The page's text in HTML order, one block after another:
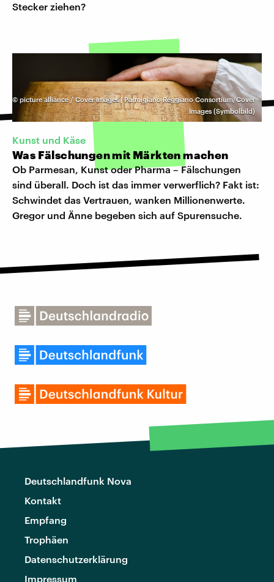
Stecker ziehen?
© picture alliance / Cover Images | Parmigiano Reggiano Consortium/Cover
Images (Symbolbild)
Kunst und Käse
Was Fälschungen mit Märkten machen
Ob Parmesan, Kunst oder Pharma – Fälschungen
sind überall. Doch ist das immer verwerflich? Fakt ist:
Schwindet das Vertrauen, wanken Millionenwerte.
Gregor und Änne begeben sich auf Spurensuche.
Deutschlandfunk Nova
Kontakt
Empfang
Trophäen
Datenschutzerklärung
Impressum